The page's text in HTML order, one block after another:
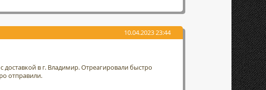
10.04.2023 23:44
доставкой в г. Владимир. Отреагировали быстро
отправили.